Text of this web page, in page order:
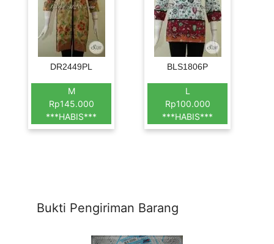
DR2449PL
M
Rp145.000
***HABIS***
BLS1806P
L
Rp100.000
***HABIS***
Bukti Pengiriman Barang